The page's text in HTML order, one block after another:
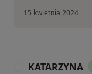
15 kwietnia 2024
KATARZYNA